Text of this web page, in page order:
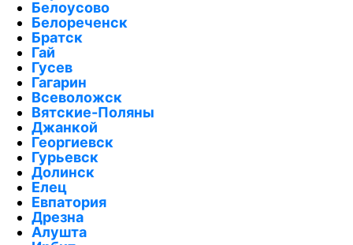
Белоусово
Белореченск
Братск
Гай
Гусев
Гагарин
Всеволожск
Вятские-Поляны
Джанкой
Георгиевск
Гурьевск
Долинск
Елец
Евпатория
Дрезна
Алушта